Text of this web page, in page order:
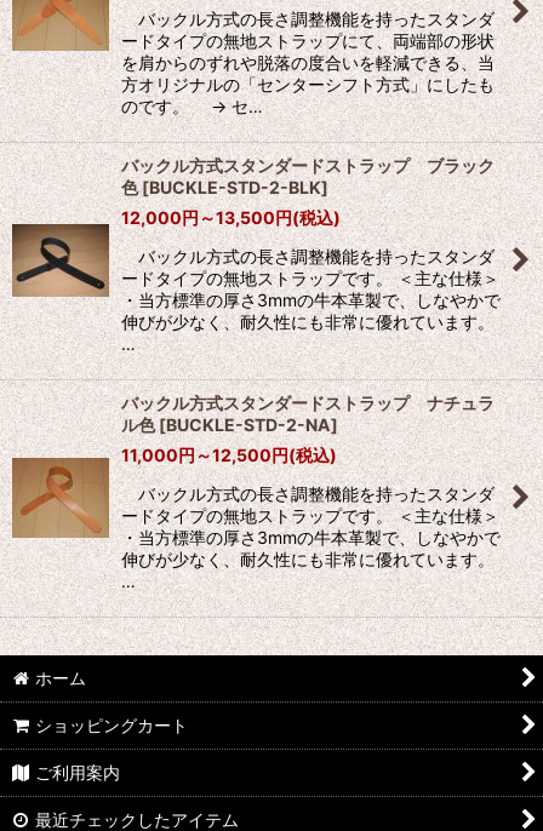
バックル方式の長さ調整機能を持ったスタンダ
ードタイプの無地ストラップにて、両端部の形状
を肩からのずれや脱落の度合いを軽減できる、当
方オリジナルの「センターシフト方式」にしたも
のです。 → セ…
バックル方式スタンダードストラップ ブラック
色[BUCKLE-STD-2-BLK]
12,000円～13,500円(税込)
バックル方式の長さ調整機能を持ったスタンダ
ードタイプの無地ストラップです。 ＜主な仕様＞
・当方標準の厚さ3mmの牛本革製で、しなやかで
伸びが少なく、耐久性にも非常に優れています。
…
バックル方式スタンダードストラップ ナチュラ
ル色[BUCKLE-STD-2-NA]
11,000円～12,500円(税込)
バックル方式の長さ調整機能を持ったスタンダ
ードタイプの無地ストラップです。 ＜主な仕様＞
・当方標準の厚さ3mmの牛本革製で、しなやかで
伸びが少なく、耐久性にも非常に優れています。
…
ホーム
ショッピングカート
ご利用案内
最近チェックしたアイテム